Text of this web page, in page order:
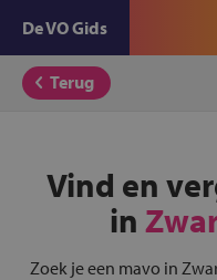
De VO Gids
Terug
Vind en
in
Zoek je een mavo in